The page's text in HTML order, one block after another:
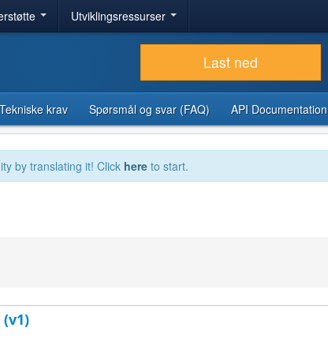
Utviklingsressurser
Last ned
Tekniske krav Spørsmål og svar (FAQ) API Documentation
by translating it! Click here to start.